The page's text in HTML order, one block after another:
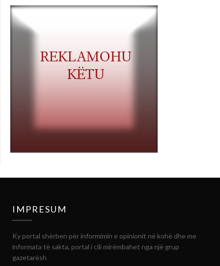
IMPRESUM
Ky portal shërben për informimin e opinionit në kohë dhe me
informata të sakta, portal i cili mirëmbahet nga një grup
gazetarësh